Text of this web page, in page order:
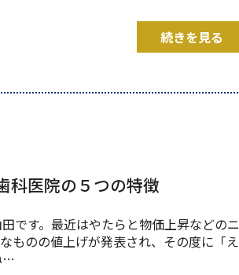
続きを見る
科医院の５つの特徴
です。最近はやたらと物価上昇などのニ
ものの値上げが発表され、その度に「え
…